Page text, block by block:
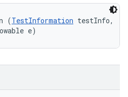
(TestInformation testInfo,
e)